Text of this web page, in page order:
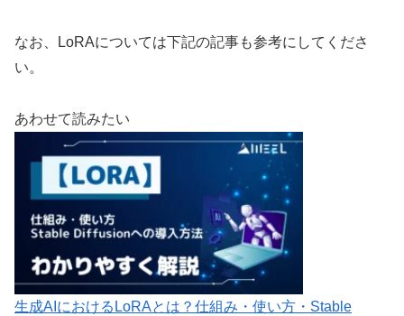
なお、LoRAについては下記の記事も参考にしてくださ
い。
あわせて読みたい
生成AIにおけるLoRAとは？仕組み・使い方・Stable